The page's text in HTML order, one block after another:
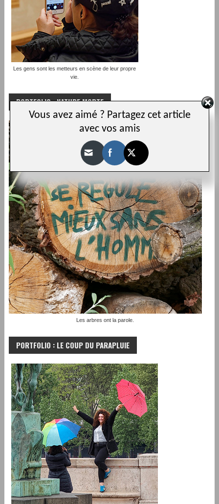
Les gens sont les metteurs en scène de leur propre
vie.
PORTFOLIO : NATURE MORTE
Les arbres ont la parole.
PORTFOLIO : LE COUP DU PARAPLUIE
Vous avez aimé ? Partagez cet article
avec vos amis